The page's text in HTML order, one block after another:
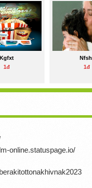
Kgfxt
1đ
1đ
online.statuspage.io/